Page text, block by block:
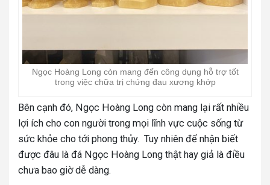
Ngọc Hoàng Long còn mang đến công dụng hỗ trợ tốt
trong việc chữa trị chứng đau xương khớp
Bên cạnh đó, Ngọc Hoàng Long còn mang lại rất nhiều
lợi ích cho con người trong mọi lĩnh vực cuộc sống từ
sức khỏe cho tới phong thủy. Tuy nhiên để nhận biết
được đâu là đá Ngọc Hoàng Long thật hay giả là điều
chưa bao giờ dễ dàng.